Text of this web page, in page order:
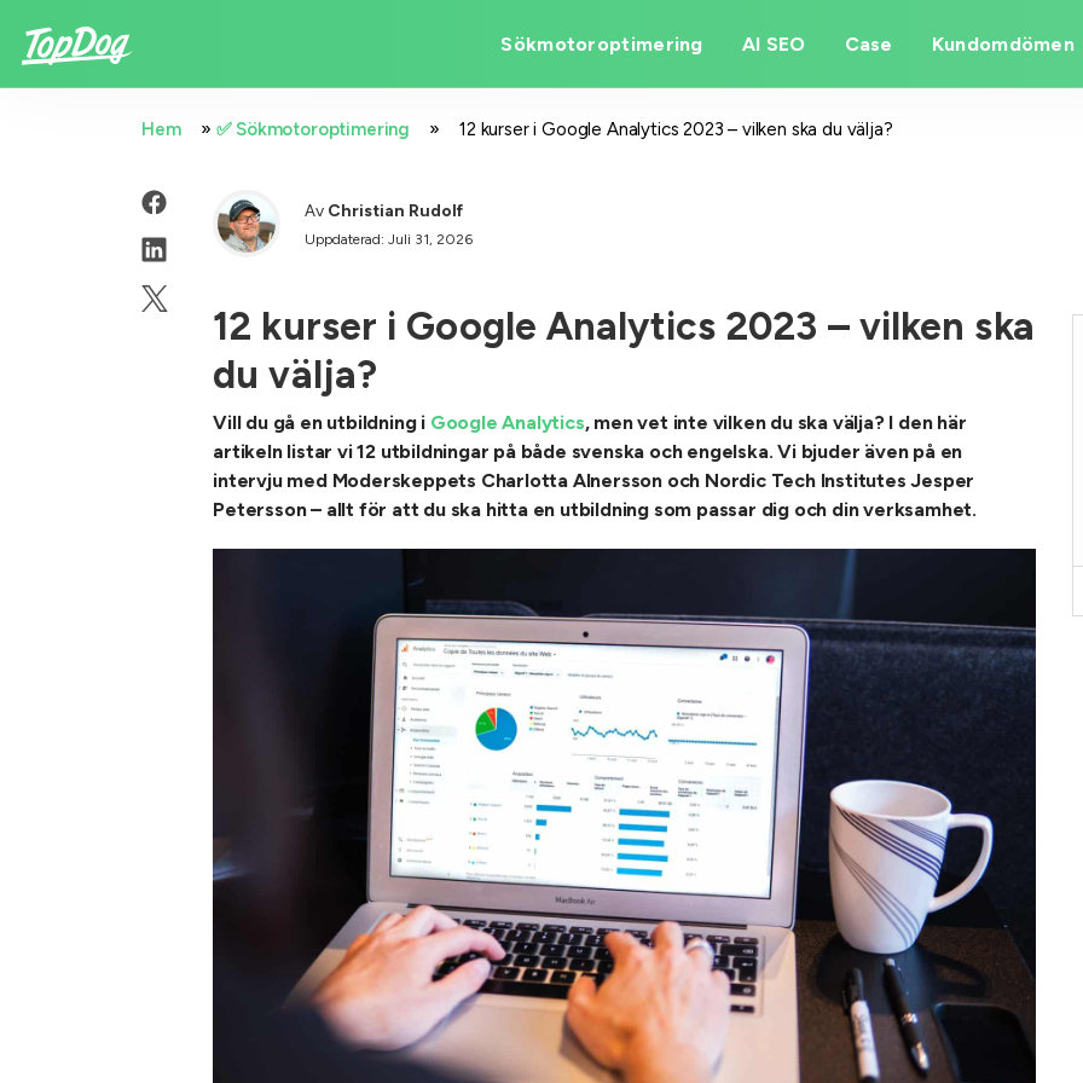
Sökmotoroptimering AI SEO Case Kundomdömen
Hem » ✅ Sökmotoroptimering » 12 kurser i Google Analytics 2023 – vilken ska du välja?
Av Christian Rudolf
Uppdaterad: Juli 31, 2026
12 kurser i Google Analytics 2023 – vilken ska
du välja?
Vill du gå en utbildning i Google Analytics, men vet inte vilken du ska välja? I den här
artikeln listar vi 12 utbildningar på både svenska och engelska. Vi bjuder även på en
intervju med Moderskeppets Charlotta Alnersson och Nordic Tech Institutes Jesper
Petersson – allt för att du ska hitta en utbildning som passar dig och din verksamhet.